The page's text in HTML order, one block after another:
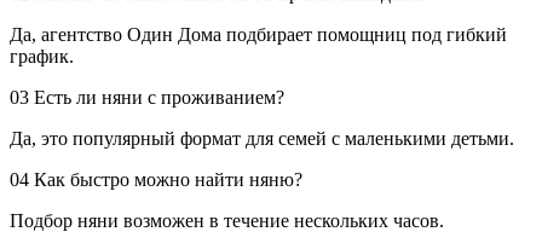
Да, агентство Один Дома подбирает помощниц под гибкий
график.
03 Есть ли няни с проживанием?
Да, это популярный формат для семей с маленькими детьми.
04 Как быстро можно найти няню?
Подбор няни возможен в течение нескольких часов.